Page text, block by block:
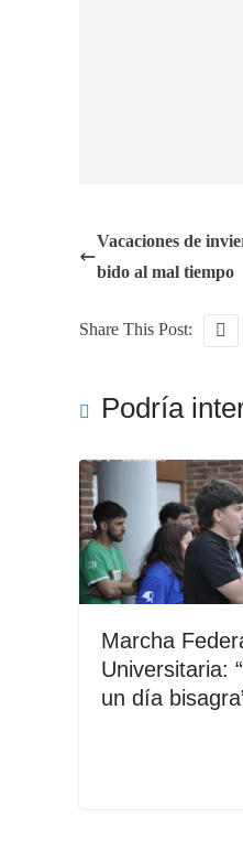
Vacaciones de
bido al mal tiempo
Share This Post:
Podría
Marcha
Universitaria:
un día